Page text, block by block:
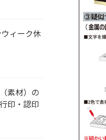
ィーク休
素材）の
印・認印